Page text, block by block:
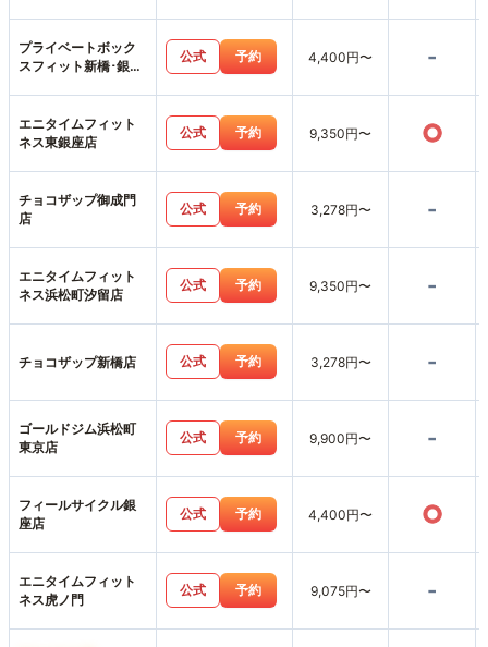
プライベートボック
スフィット新橋･銀座
公式 予約 4,400円〜 -
エニタイムフィット
ネス東銀座店
公式 予約 9,350円〜 ○
チョコザップ御成門
店
公式 予約 3,278円〜 -
エニタイムフィット
ネス浜松町汐留店
公式 予約 9,350円〜 -
チョコザップ新橋店 公式 予約 3,278円〜 -
ゴールドジム浜松町
東京店
公式 予約 9,900円〜 -
フィールサイクル銀
座店
公式 予約 4,400円〜 ○
エニタイムフィット
ネス虎ノ門
公式 予約 9,075円〜 -